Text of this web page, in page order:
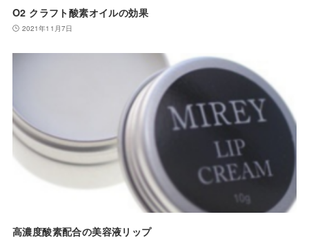
O2 クラフト酸素オイルの効果
2021年11月7日
高濃度酸素配合の美容液リップ